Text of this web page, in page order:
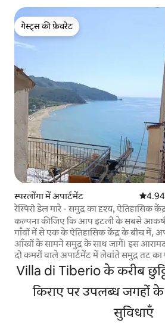
गेस्ट्स की फ़ेवरेट
गेस्ट्स की फ़ेवरेट
स्परलोंगा में अपार्टमेंट औसत
रेस्पिरो डेल मारे - समुद्र का दृश्य, ऐतिहासिक
कल्पना कीजिए कि आप इटली के सबसे
गाँवों में से एक के ऐतिहासिक केंद्र के बीच में,
आँखों के सामने समुद्र के साथ जागें। इस
दो कमरों वाले अपार्टमेंट में लेवांते समुद्र तट
शानदार दृश्य है, जिसकी प्रशंसा बालकनी से की
सकती है। समुद्र, रेस्टोरेंट, बार, दुकानों तक
से पैदल पहुँचने के लिए एकदम सही स्थान।
की सबसे आकर्षक और सबसे अधिक फ़ोटो
खिंचवाई जाने वाली गलियों में से एक में स्थित, यह
अपार्टमेंट एक प्रामाणिक और कालातीत
Villa di Tiberio के करीब
किराए पर उपलब्ध जगहों के
सुविधाएँ